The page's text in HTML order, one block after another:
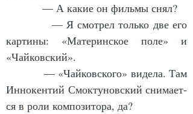
            — А ка­кие он филь­мы снял?
кар­ти­ны: «Ма­те­рин­ское по­ле» и
«Чай­ков­ский».
            — «Чай­ков­ско­го» ви­де­ла. Там
Ин­но­кен­тий Смок­ту­нов­ский сни­ма­ет­
ся в ро­ли ком­по­зи­то­ра, да?